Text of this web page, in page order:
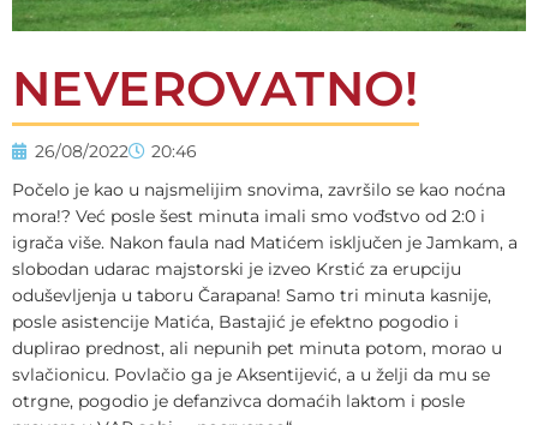
NEVEROVATNO!
26/08/2022
20:46
Počelo je kao u najsmelijim snovima, završilo se kao noćna
mora!? Već posle šest minuta imali smo vođstvo od 2:0 i
igrača više. Nakon faula nad Matićem isključen je Jamkam, a
slobodan udarac majstorski je izveo Krstić za erupciju
oduševljenja u taboru Čarapana! Samo tri minuta kasnije,
posle asistencije Matića, Bastajić je efektno pogodio i
duplirao prednost, ali nepunih pet minuta potom, morao u
svlačionicu. Povlačio ga je Aksentijević, a u želji da mu se
otrgne, pogodio je defanzivca domaćih laktom i posle